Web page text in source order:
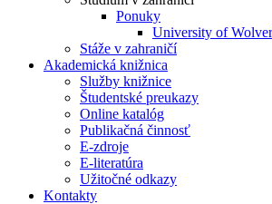
Ponuky
University of
Stáže v zahraničí
Akademická knižnica
Služby knižnice
Študentské preukazy
Online katalóg
Publikačná činnosť
E-zdroje
E-literatúra
Užitočné odkazy
Kontakty